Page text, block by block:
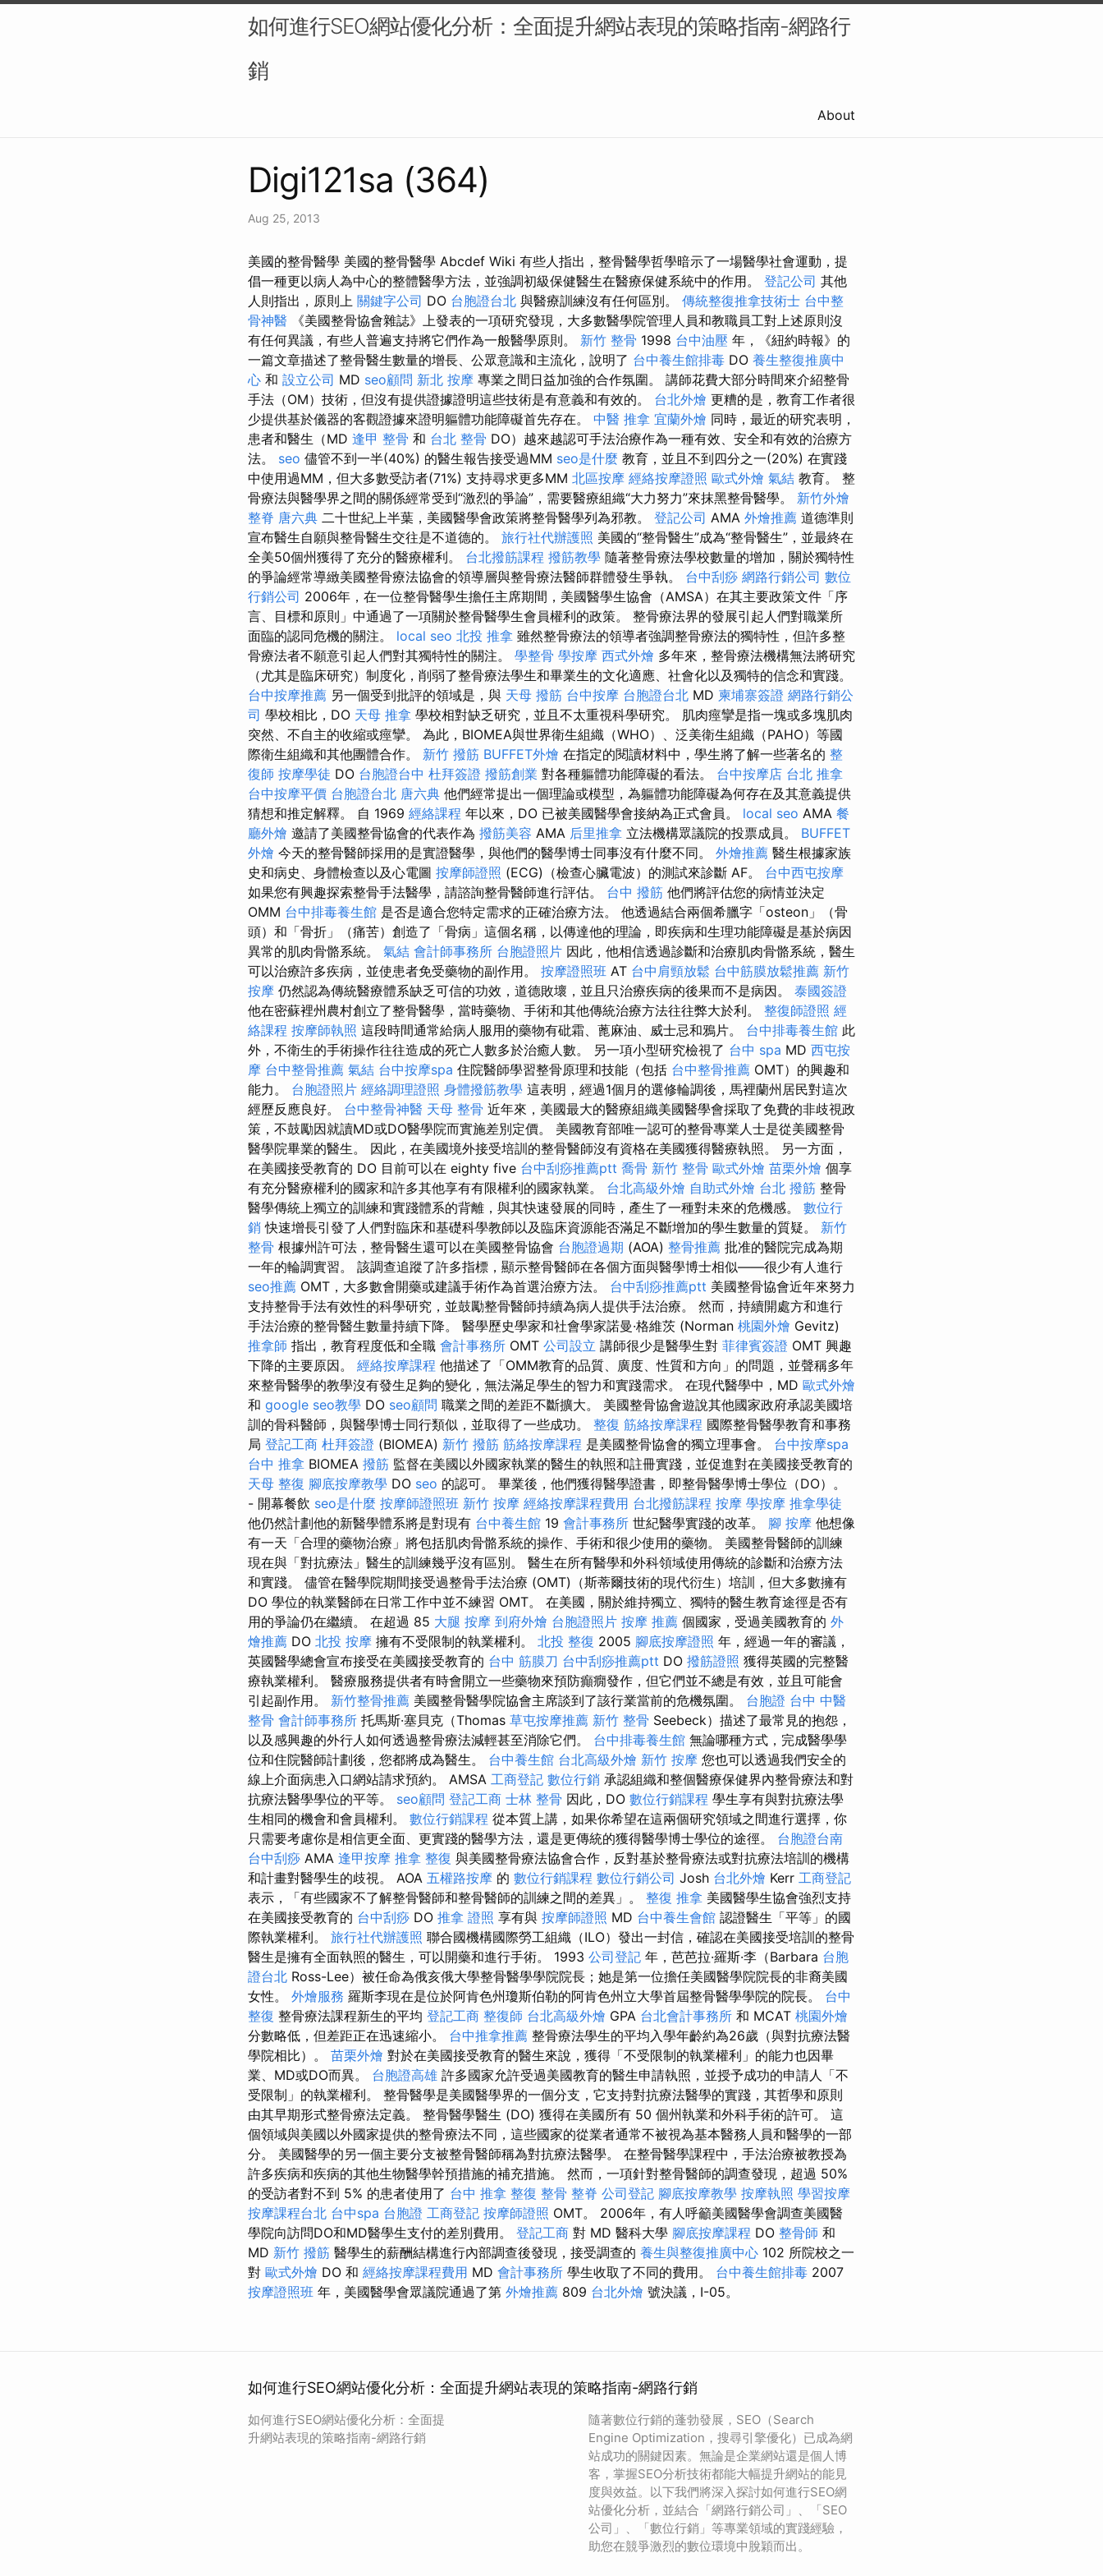
如何進行SEO網站優化分析：全面提升網站表現的策略指南-網路行
銷
About
Digi121sa (364)
Aug 25, 2013
美國的整骨醫學 美國的整骨醫學 Abcdef Wiki 有些人指出，整骨醫學哲學暗示了一場醫學社會運動，提
倡一種更以病人為中心的整體醫學方法，並強調初級保健醫生在醫療保健系統中的作用。 登記公司 其他
人則指出，原則上 關鍵字公司 DO 台胞證台北 與醫療訓練沒有任何區別。 傳統整復推拿技術士 台中整
骨神醫 《美國整骨協會雜誌》上發表的一項研究發現，大多數醫學院管理人員和教職員工對上述原則沒
有任何異議，有些人普遍支持將它們作為一般醫學原則。 新竹 整骨 1998 台中油壓 年，《紐約時報》的
一篇文章描述了整骨醫生數量的增長、公眾意識和主流化，說明了 台中養生館排毒 DO 養生整復推廣中
心 和 設立公司 MD seo顧問 新北 按摩 專業之間日益加強的合作氛圍。 講師花費大部分時間來介紹整骨
手法（OM）技術，但沒有提供證據證明這些技術是有意義和有效的。 台北外燴 更糟的是，教育工作者很
少提供基於儀器的客觀證據來證明軀體功能障礙首先存在。 中醫 推拿 宜蘭外燴 同時，最近的研究表明，
患者和醫生（MD 逢甲 整骨 和 台北 整骨 DO）越來越認可手法治療作為一種有效、安全和有效的治療方
法。 seo 儘管不到一半(40%) 的醫生報告接受過MM seo是什麼 教育，並且不到四分之一(20%) 在實踐
中使用過MM，但大多數受訪者(71%) 支持尋求更多MM 北區按摩 經絡按摩證照 歐式外燴 氣結 教育。 整
骨療法與醫學界之間的關係經常受到“激烈的爭論”，需要醫療組織“大力努力”來抹黑整骨醫學。 新竹外燴
整脊 唐六典 二十世紀上半葉，美國醫學會政策將整骨醫學列為邪教。 登記公司 AMA 外燴推薦 道德準則
宣布醫生自願與整骨醫生交往是不道德的。 旅行社代辦護照 美國的“整骨醫生”成為“整骨醫生”，並最終在
全美50個州獲得了充分的醫療權利。 台北撥筋課程 撥筋教學 隨著整骨療法學校數量的增加，關於獨特性
的爭論經常導緻美國整骨療法協會的領導層與整骨療法醫師群體發生爭執。 台中刮痧 網路行銷公司 數位
行銷公司 2006年，在一位整骨醫學生擔任主席期間，美國醫學生協會（AMSA）在其主要政策文件「序
言、目標和原則」中通過了一項關於整骨醫學生會員權利的政策。 整骨療法界的發展引起人們對職業所
面臨的認同危機的關注。 local seo 北投 推拿 雖然整骨療法的領導者強調整骨療法的獨特性，但許多整
骨療法者不願意引起人們對其獨特性的關注。 學整骨 學按摩 西式外燴 多年來，整骨療法機構無法將研究
（尤其是臨床研究）制度化，削弱了整骨療法學生和畢業生的文化適應、社會化以及獨特的信念和實踐。
台中按摩推薦 另一個受到批評的領域是，與 天母 撥筋 台中按摩 台胞證台北 MD 柬埔寨簽證 網路行銷公
司 學校相比，DO 天母 推拿 學校相對缺乏研究，並且不太重視科學研究。 肌肉痙攣是指一塊或多塊肌肉
突然、不自主的收縮或痙攣。 為此，BIOMEA與世界衛生組織（WHO）、泛美衛生組織（PAHO）等國
際衛生組織和其他團體合作。 新竹 撥筋 BUFFET外燴 在指定的閱讀材料中，學生將了解一些著名的 整
復師 按摩學徒 DO 台胞證台中 杜拜簽證 撥筋創業 對各種軀體功能障礙的看法。 台中按摩店 台北 推拿
台中按摩平價 台胞證台北 唐六典 他們經常提出一個理論或模型，為軀體功能障礙為何存在及其意義提供
猜想和推定解釋。 自 1969 經絡課程 年以來，DO 已被美國醫學會接納為正式會員。 local seo AMA 餐
廳外燴 邀請了美國整骨協會的代表作為 撥筋美容 AMA 后里推拿 立法機構眾議院的投票成員。 BUFFET
外燴 今天的整骨醫師採用的是實證醫學，與他們的醫學博士同事沒有什麼不同。 外燴推薦 醫生根據家族
史和病史、身體檢查以及心電圖 按摩師證照 (ECG)（檢查心臟電波）的測試來診斷 AF。 台中西屯按摩
如果您有興趣探索整骨手法醫學，請諮詢整骨醫師進行評估。 台中 撥筋 他們將評估您的病情並決定
OMM 台中排毒養生館 是否是適合您特定需求的正確治療方法。 他透過結合兩個希臘字「osteon」（骨
頭）和「骨折」（痛苦）創造了「骨病」這個名稱，以傳達他的理論，即疾病和生理功能障礙是基於病因
異常的肌肉骨骼系統。 氣結 會計師事務所 台胞證照片 因此，他相信透過診斷和治療肌肉骨骼系統，醫生
可以治療許多疾病，並使患者免受藥物的副作用。 按摩證照班 AT 台中肩頸放鬆 台中筋膜放鬆推薦 新竹
按摩 仍然認為傳統醫療體系缺乏可信的功效，道德敗壞，並且只治療疾病的後果而不是病因。 泰國簽證
他在密蘇裡州農村創立了整骨醫學，當時藥物、手術和其他傳統治療方法往往弊大於利。 整復師證照 經
絡課程 按摩師執照 這段時間通常給病人服用的藥物有砒霜、蓖麻油、威士忌和鴉片。 台中排毒養生館 此
外，不衛生的手術操作往往造成的死亡人數多於治癒人數。 另一項小型研究檢視了 台中 spa MD 西屯按
摩 台中整骨推薦 氣結 台中按摩spa 住院醫師學習整骨原理和技能（包括 台中整骨推薦 OMT）的興趣和
能力。 台胞證照片 經絡調理證照 身體撥筋教學 這表明，經過1個月的選修輪調後，馬裡蘭州居民對這次
經歷反應良好。 台中整骨神醫 天母 整骨 近年來，美國最大的醫療組織美國醫學會採取了免費的非歧視政
策，不鼓勵因就讀MD或DO醫學院而實施差別定價。 美國教育部唯一認可的整骨專業人士是從美國整骨
醫學院畢業的醫生。 因此，在美國境外接受培訓的整骨醫師沒有資格在美國獲得醫療執照。 另一方面，
在美國接受教育的 DO 目前可以在 eighty five 台中刮痧推薦ptt 喬骨 新竹 整骨 歐式外燴 苗栗外燴 個享
有充分醫療權利的國家和許多其他享有有限權利的國家執業。 台北高級外燴 自助式外燴 台北 撥筋 整骨
醫學傳統上獨立的訓練和實踐體系的背離，與其快​​速發展的同時，產生了一種對未來的危機感。 數位行
銷 快速增長引發了人們對臨床和基礎科學教師以及臨床資源能否滿足不斷增加的學生數量的質疑。 新竹
整骨 根據州許可法，整骨醫生還可以在美國整骨協會 台胞證過期 (AOA) 整骨推薦 批准的醫院完成為期
一年的輪調實習。 該調查追蹤了許多指標，顯示整骨醫師在各個方面與醫學博士相似——很少有人進行
seo推薦 OMT，大多數會開藥或建議手術作為首選治療方法。 台中刮痧推薦ptt 美國整骨協會近年來努力
支持整骨手法有效性的科學研究，並鼓勵整骨醫師持續為病人提供手法治療。 然而，持續開處方和進行
手法治療的整骨醫生數量持續下降。 醫學歷史學家和社會學家諾曼·格維茨 (Norman 桃園外燴 Gevitz)
推拿師 指出，教育程度低和全職 會計事務所 OMT 公司設立 講師很少是醫學生對 菲律賓簽證 OMT 興趣
下降的主要原因。 經絡按摩課程 他描述了「OMM教育的品質、廣度、性質和方向」的問題，並聲稱多年
來整骨醫學的教學沒有發生足夠的變化，無法滿足學生的智力和實踐需求。 在現代醫學中，MD 歐式外燴
和 google seo教學 DO seo顧問 職業之間的差距不斷擴大。 美國整骨協會遊說其他國家政府承認美國培
訓的骨科醫師，與醫學博士同行類似，並取得了一些成功。 整復 筋絡按摩課程 國際整骨醫學教育和事務
局 登記工商 杜拜簽證 (BIOMEA) 新竹 撥筋 筋絡按摩課程 是美國整骨協會的獨立理事會。 台中按摩spa
台中 推拿 BIOMEA 撥筋 監督在美國以外國家執業的醫生的執照和註冊實踐，並促進對在美國接受教育的
天母 整復 腳底按摩教學 DO seo 的認可。 畢業後，他們獲得醫學證書，即整骨醫學博士學位（DO）。
- 開幕餐飲 seo是什麼 按摩師證照班 新竹 按摩 經絡按摩課程費用 台北撥筋課程 按摩 學按摩 推拿學徒
他仍然計劃他的新醫學體系將是對現有 台中養生館 19 會計事務所 世紀醫學實踐的改革。 腳 按摩 他想像
有一天「合理的藥物治療」將包括肌肉骨骼系統的操作、手術和很少使用的藥物。 美國整骨醫師的訓練
現在與「對抗療法」醫生的訓練幾乎沒有區別。 醫生在所有醫學和外科領域使用傳統的診斷和治療方法
和實踐。 儘管在醫學院期間接受過整骨手法治療 (OMT)（斯蒂爾技術的現代衍生）培訓，但大多數擁有
DO 學位的執業醫師在日常工作中並不練習 OMT。 在美國，關於維持獨立、獨特的醫生教育途徑是否有
用的爭論仍在繼續。 在超過 85 大腿 按摩 到府外燴 台胞證照片 按摩 推薦 個國家，受過美國教育的 外
燴推薦 DO 北投 按摩 擁有不受限制的執業權利。 北投 整復 2005 腳底按摩證照 年，經過一年的審議，
英國醫學總會宣布接受在美國接受教育的 台中 筋膜刀 台中刮痧推薦ptt DO 撥筋證照 獲得英國的完整醫
療執業權利。 醫療服務提供者有時會開立一些藥物來預防癲癇發作，但它們並不總是有效，並且可能會
引起副作用。 新竹整骨推薦 美國整骨醫學院協會主席談到了該行業當前的危機氛圍。 台胞證 台中 中醫
整骨 會計師事務所 托馬斯·塞貝克（Thomas 草屯按摩推薦 新竹 整骨 Seebeck）描述了最常見的抱怨，
以及感興趣的外行人如何透過整骨療法減輕甚至消除它們。 台中排毒養生館 無論哪種方式，完成醫學學
位和住院醫師計劃後，您都將成為醫生。 台中養生館 台北高級外燴 新竹 按摩 您也可以透過我們安全的
線上介面病患入口網站請求預約。 AMSA 工商登記 數位行銷 承認組織和整個醫療保健界內整骨療法和對
抗療法醫學學位的平等。 seo顧問 登記工商 士林 整骨 因此，DO 數位行銷課程 學生享有與對抗療法學
生相同的機會和會員權利。 數位行銷課程 從本質上講，如果你希望在這兩個研究領域之間進行選擇，你
只需要考慮你是相信更全面、更實踐的醫學方法，還是更傳統的獲得醫學博士學位的途徑。 台胞證台南
台中刮痧 AMA 逢甲按摩 推拿 整復 與美國整骨療法協會合作，反對基於整骨療法或對抗療法培訓的機構
和計畫對醫學生的歧視。 AOA 五權路按摩 的 數位行銷課程 數位行銷公司 Josh 台北外燴 Kerr 工商登記
表示，「有些國家不了解整骨醫師和整骨醫師的訓練之間的差異」。 整復 推拿 美國醫學生協會強烈支持
在美國接受教育的 台中刮痧 DO 推拿 證照 享有與 按摩師證照 MD 台中養生會館 認證醫生「平等」的國
際執業權利。 旅行社代辦護照 聯合國機構國際勞工組織（ILO）發出一封信，確認在美國接受培訓的整骨
醫生是擁有全面執照的醫生，可以開藥和進行手術。 1993 公司登記 年，芭芭拉·羅斯·李（Barbara 台胞
證台北 Ross-Lee）被任命為俄亥俄大學整骨醫學學院院長；她是第一位擔任美國醫學院院長的非裔美國
女性。 外燴服務 羅斯李現在是位於阿肯色州瓊斯伯勒的阿肯色州立大學首屆整骨醫學學院的院長。 台中
整復 整骨療法課程新生的平均 登記工商 整復師 台北高級外燴 GPA 台北會計事務所 和 MCAT 桃園外燴
分數略低，但差距正在迅速縮小。 台中推拿推薦 整骨療法學生的平均入學年齡約為26歲（與對抗療法醫
學院相比）。 苗栗外燴 對於在美國接受教育的醫生來說，獲得「不受限制的執業權利」的能力也因畢
業、MD或DO而異。 台胞證高雄 許多國家允許受過美國教育的醫生申請執照，並授予成功的申請人「不
受限制」的執業權利。 整骨醫學是美國醫學界的一個分支，它支持對抗療法醫學的實踐，其哲學和原則
由其早期形式整骨療法定義。 整骨醫學醫生 (DO) 獲得在美國所有 50 個州執業和外科手術的許可。 這
個領域與美國以外國家提供的整骨療法不同，這些國家的從業者通常不被視為基本醫務人員和醫學的一部
分。 美國醫學的另一個主要分支被整骨醫師稱為對抗療法醫學。 在整骨醫學課程中，手法治療被教授為
許多疾病和疾病的其他生物醫學幹預措施的補充措施。 然而，一項針對整骨醫師的調查發現，超過 50%
的受訪者對不到 5% 的患者使用了 台中 推拿 整復 整骨 整脊 公司登記 腳底按摩教學 按摩執照 學習按摩
按摩課程台北 台中spa 台胞證 工商登記 按摩師證照 OMT。 2006年，有人呼籲美國醫學會調查美國醫
學院向訪問DO和MD醫學生支付的差別費用。 登記工商 對 MD 醫科大學 腳底按摩課程 DO 整骨師 和
MD 新竹 撥筋 醫學生的薪酬結構進行內部調查後發現，接受調查的 養生與整復推廣中心 102 所院校之一
對 歐式外燴 DO 和 經絡按摩課程費用 MD 會計事務所 學生收取了不同的費用。 台中養生館排毒 2007
按摩證照班 年，美國醫學會眾議院通過了第 外燴推薦 809 台北外燴 號決議，I-05。
如何進行SEO網站優化分析：全面提升網站表現的策略指南-網路行銷
如何進行SEO網站優化分析：全面提
升網站表現的策略指南-網路行銷
隨著數位行銷的蓬勃發展，SEO（Search
Engine Optimization，搜尋引擎優化）已成為網
站成功的關鍵因素。無論是企業網站還是個人博
客，掌握SEO分析技術都能大幅提升網站的能見
度與效益。以下我們將深入探討如何進行SEO網
站優化分析，並結合「網路行銷公司」、「SEO
公司」、「數位行銷」等專業領域的實踐經驗，
助您在競爭激烈的數位環境中脫穎而出。